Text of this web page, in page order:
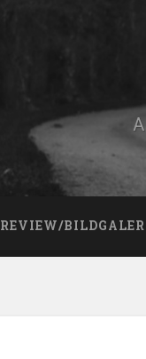
REVIEW/